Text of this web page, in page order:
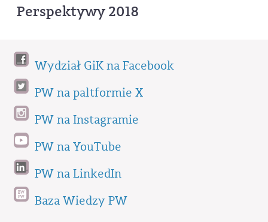
Perspektywy 2018
Wydział GiK na Facebook
PW na paltformie X
PW na Instagramie
PW na YouTube
PW na LinkedIn
Baza Wiedzy PW